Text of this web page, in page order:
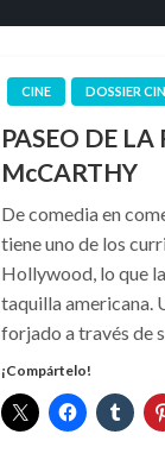
CINE DOSSIER
PASEO DE
McCARTHY
De comedia en
tiene uno de los
Hollywood, lo que
taquilla americana.
forjado a través de
¡Compártelo!